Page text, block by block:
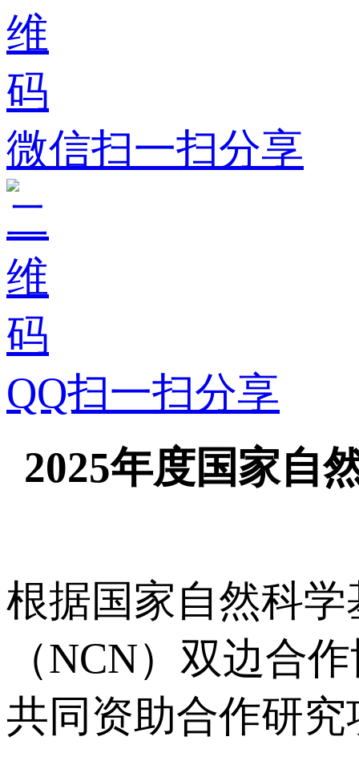
微信扫一扫分享
QQ扫一扫分享
2025年度国家自
根据国家自然科
（NCN）双边合
共同资助合作研